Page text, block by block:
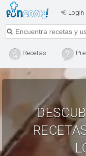
Login
Recetas